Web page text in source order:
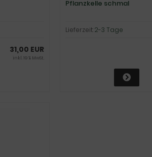
31,00 EUR
inkl. 19 % MwSt.
Pflanzkelle schmal
Lieferzeit:2-3 Tage